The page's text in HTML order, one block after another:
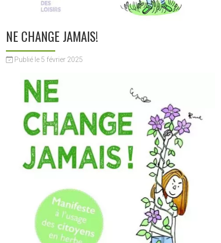
NE CHANGE JAMAIS!
Publié le 5 février 2025